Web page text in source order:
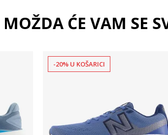
MOŽDA ĆE VAM SE
-20% U KOŠARICI